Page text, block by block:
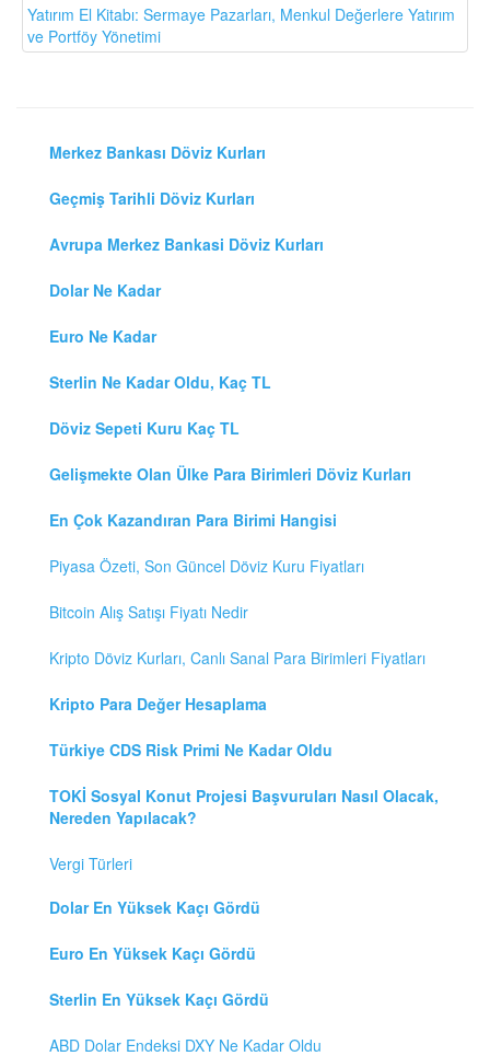
Yatırım El Kitabı: Sermaye Pazarları, Menkul Değerlere Yatırım
ve Portföy Yönetimi
Merkez Bankası Döviz Kurları
Geçmiş Tarihli Döviz Kurları
Avrupa Merkez Bankasi Döviz Kurları
Dolar Ne Kadar
Euro Ne Kadar
Sterlin Ne Kadar Oldu, Kaç TL
Döviz Sepeti Kuru Kaç TL
Gelişmekte Olan Ülke Para Birimleri Döviz Kurları
En Çok Kazandıran Para Birimi Hangisi
Piyasa Özeti, Son Güncel Döviz Kuru Fiyatları
Bitcoin Alış Satışı Fiyatı Nedir
Kripto Döviz Kurları, Canlı Sanal Para Birimleri Fiyatları
Kripto Para Değer Hesaplama
Türkiye CDS Risk Primi Ne Kadar Oldu
TOKİ Sosyal Konut Projesi Başvuruları Nasıl Olacak,
Nereden Yapılacak?
Vergi Türleri
Dolar En Yüksek Kaçı Gördü
Euro En Yüksek Kaçı Gördü
Sterlin En Yüksek Kaçı Gördü
ABD Dolar Endeksi DXY Ne Kadar Oldu